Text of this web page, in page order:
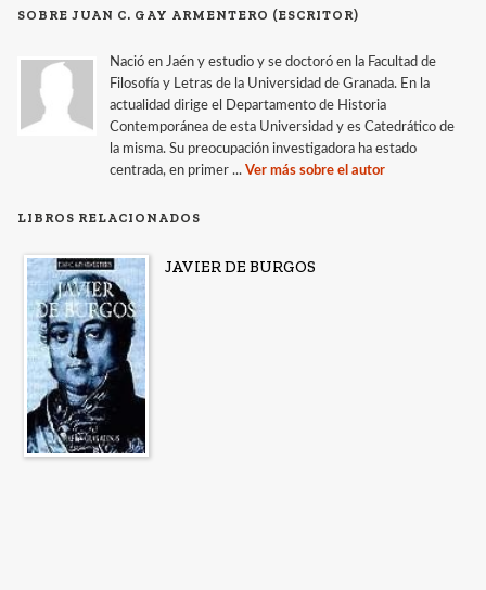
SOBRE JUAN C. GAY ARMENTERO (ESCRITOR)
Nació en Jaén y estudio y se doctoró en la Facultad de
Filosofía y Letras de la Universidad de Granada. En la
actualidad dirige el Departamento de Historia
Contemporánea de esta Universidad y es Catedrático de
la misma. Su preocupación investigadora ha estado
centrada, en primer ... Ver más sobre el autor
LIBROS RELACIONADOS
JAVIER DE BURGOS